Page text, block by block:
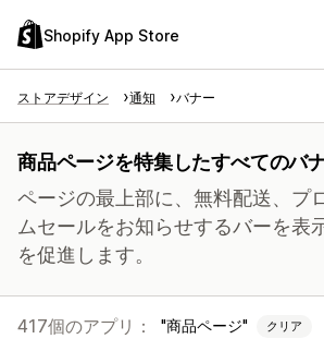
Shopify App Store
ストアデザイン 通知 バナー
商品ページを特集したすべてのバ
ページの最上部に、無料配送、プ
ムセールをお知らせするバーを表
を促進します。
417個のアプリ： 商品ページ クリア